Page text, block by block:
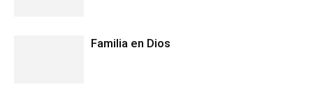
Familia en Dios